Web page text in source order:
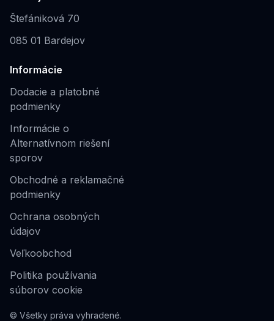
Štefániková 70
085 01 Bardejov
Informácie
Dodacie a platobné
podmienky
Informácie o
Alternatívnom riešení
sporov
Obchodné a reklamačné
podmienky
Ochrana osobných
údajov
Veľkoobchod
Politika používania
súborov cookie
© Všetky práva vyhradené.